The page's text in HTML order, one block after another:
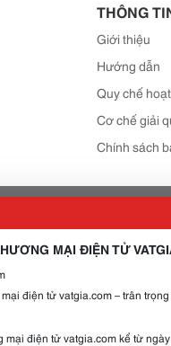
THÔNG
Giới thiệu
Hướng dẫn
Quy chế
Cơ chế giải
Chính sách
MẠI ĐIỆN TỬ
điện tử vatgia.com – trân
điện tử vatgia.com kể từ ngày